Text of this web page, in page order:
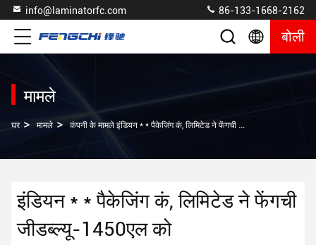
info@laminatorfc.com 86-133-1668-2162
बोली
मामले
घर > मामले > कंपनी के मामले इंडियन * * पैकेजिंग कं, लिमिटेड ने फेंगची जीडब्ल्यू-1450एल को
इंडियन * * पैकेजिंग कं, लिमिटेड ने फेंगची
जीडब्ल्यू-1450एल को